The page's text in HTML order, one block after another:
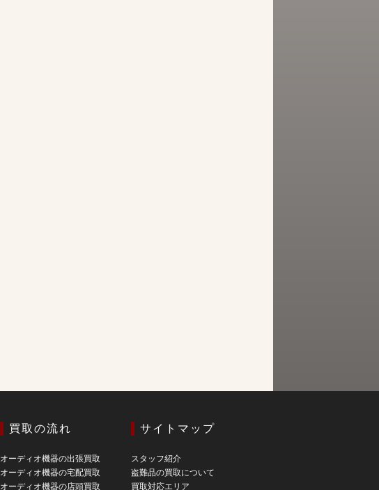
買取の流れ
オーディオ機器の出張買取
オーディオ機器の宅配買取
オーディオ機器の店頭買取
サイトマップ
スタッフ紹介
盗難品の買取について
買取対応エリア